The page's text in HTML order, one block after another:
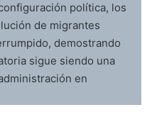
política, los
de migrantes
demostrando
sigue siendo una
en